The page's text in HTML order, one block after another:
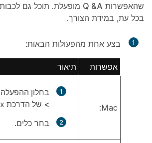
שהאפשרות Q &A מופעלת. תוכל גם
בכל עת, במידת הצורך.
1 בצע אחת מהפעולות הבאות:
אפשרות תיאור
Mac:
בחלון ההפעלה
> של הדרכת
בחר כלים.